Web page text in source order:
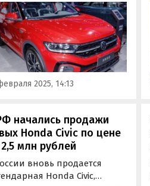
T-Roc. Эти
паркетники со
дизайном
у нас как из
так и под заказ, и
на одном из
минимум 2,4
2025, 14:13
начались продажи
Honda Civic по цене
млн рублей
вновь продается
Honda Civic,